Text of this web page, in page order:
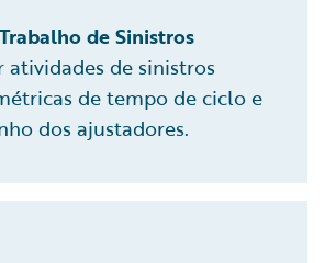
de Sinistros
atividades de sinistros
de tempo de ciclo e
dos ajustadores.